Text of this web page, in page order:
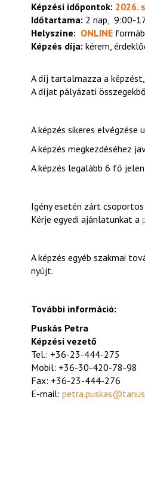
Képzési időpontok: 2026.
Időtartama: 2 nap, 9:00-
Helyszíne: ONLINE
Képzés díja: kérem,
A díj tartalmazza a
A díjat pályázati
A képzés sikeres
A képzés megkezdéséhez
A képzés legalább 6 fő
Igény esetén zárt
Kérje egyedi ajánlatunkat a
A képzés egyéb szakmai
nyújt.
További információ:
Puskás Petra
Képzési vezető
Tel.: +36-23-444-275
Mobil: +36-30-420-78-98
Fax: +36-23-444-276
E-mail: